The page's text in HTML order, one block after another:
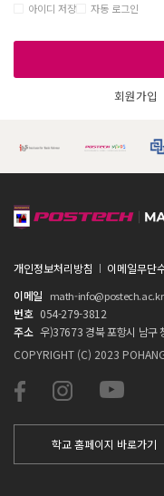
아이디 저장 자동 로그인
회원가입
개인정보처리방침 이메일무단
이메일
math-info@postech.ac.kr
번호 054-279-3812
주소 우)37673 경북 포항시 남구
COPYRIGHT (C) 2023
학교 홈페이지 바로가기